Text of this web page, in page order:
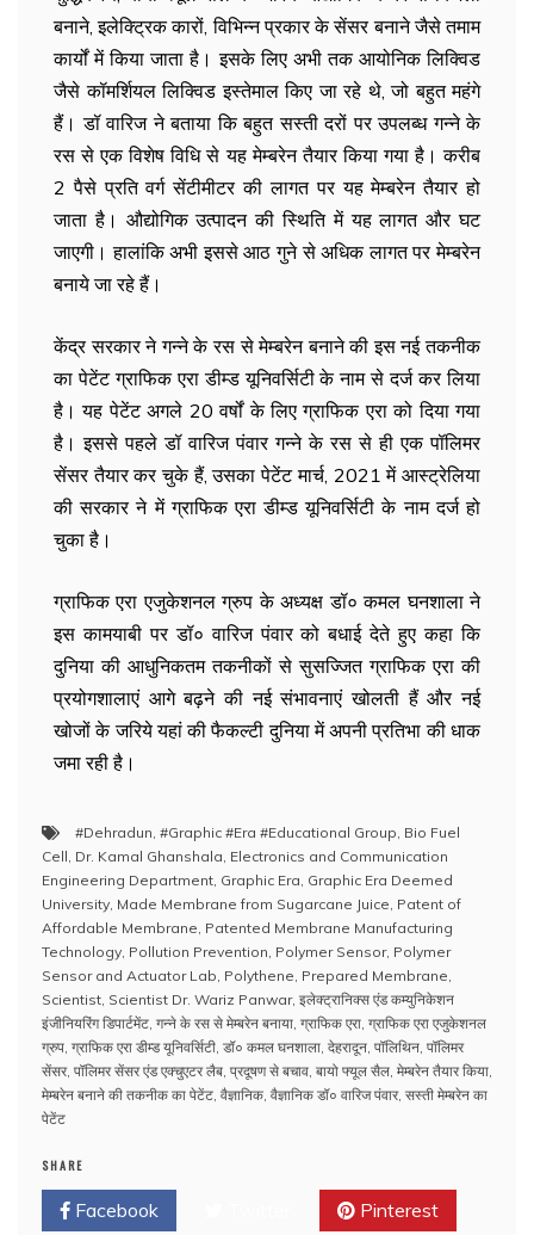
बनाने, इलेक्ट्रिक कारों, विभिन्न प्रकार के सेंसर बनाने जैसे तमाम
कार्यों में किया जाता है। इसके लिए अभी तक आयोनिक लिक्विड
जैसे कॉमर्शियल लिक्विड इस्तेमाल किए जा रहे थे, जो बहुत महंगे
हैं। डॉ वारिज ने बताया कि बहुत सस्ती दरों पर उपलब्ध गन्ने के
रस से एक विशेष विधि से यह मेम्बरेन तैयार किया गया है। करीब
2 पैसे प्रति वर्ग सेंटीमीटर की लागत पर यह मेम्बरेन तैयार हो
जाता है। औद्योगिक उत्पादन की स्थिति में यह लागत और घट
जाएगी। हालांकि अभी इससे आठ गुने से अधिक लागत पर मेम्बरेन
बनाये जा रहे हैं।
केंद्र सरकार ने गन्ने के रस से मेम्बरेन बनाने की इस नई तकनीक
का पेटेंट ग्राफिक एरा डीम्ड यूनिवर्सिटी के नाम से दर्ज कर लिया
है। यह पेटेंट अगले 20 वर्षों के लिए ग्राफिक एरा को दिया गया
है। इससे पहले डॉ वारिज पंवार गन्ने के रस से ही एक पॉलिमर
सेंसर तैयार कर चुके हैं, उसका पेटेंट मार्च, 2021 में आस्ट्रेलिया
की सरकार ने में ग्राफिक एरा डीम्ड यूनिवर्सिटी के नाम दर्ज हो
चुका है।
ग्राफिक एरा एजुकेशनल ग्रुप के अध्यक्ष डॉ० कमल घनशाला ने
इस कामयाबी पर डॉ० वारिज पंवार को बधाई देते हुए कहा कि
दुनिया की आधुनिकतम तकनीकों से सुसज्जित ग्राफिक एरा की
प्रयोगशालाएं आगे बढ़ने की नई संभावनाएं खोलती हैं और नई
खोजों के जरिये यहां की फैकल्टी दुनिया में अपनी प्रतिभा की धाक
जमा रही है।
#Dehradun #Graphic #Era #Educational Group Bio Fuel
Cell Dr. Kamal Ghanshala Electronics and Communication
Engineering Department Graphic Era Graphic Era Deemed
University Made Membrane from Sugarcane Juice Patent of
Affordable Membrane Patented Membrane Manufacturing
Technology Pollution Prevention Polymer Sensor, Polymer
Sensor and Actuator Lab Polythene Prepared Membrane
Scientist Scientist Dr. Wariz Panwar, इलेक्ट्रानिक्स एंड कम्युनिकेशन
इंजीनियरिंग डिपार्टमेंट गन्ने के रस से मेम्बरेन बनाया ग्राफिक एरा ग्राफिक एरा एजुकेशनल
ग्रुप ग्राफिक एरा डीम्ड यूनिवर्सिटी डॉ० कमल घनशाला देहरादून पॉलिथिन पॉलिमर
सेंसर, पॉलिमर सेंसर एंड एक्चुएटर लैब प्रदूषण से बचाव बायो फ्यूल सैल मेम्बरेन तैयार किया
मेम्बरेन बनाने की तकनीक का पेटेंट वैज्ञानिक वैज्ञानिक डॉ० वारिज पंवार, सस्ती मेम्बरेन का
पेटेंट
SHARE
Facebook Pinterest